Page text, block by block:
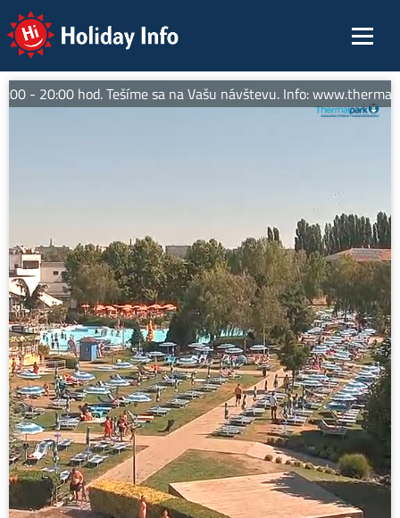
Holiday Info
- 20:00 hod. Tešíme sa na Vašu návštevu. Info: